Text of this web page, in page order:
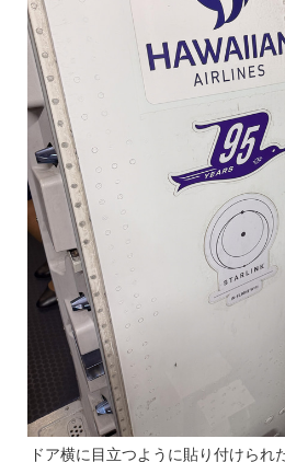
ドア横に目立つように貼り付けられ